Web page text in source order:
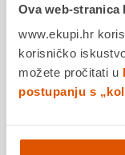
Ova web-stranica
www.ekupi.hr
korisničko
možete pročitati u
postupanju s
✔
✔ Izuzetno tihi
✔ Tehnologija
čist i
✔ 3D protok